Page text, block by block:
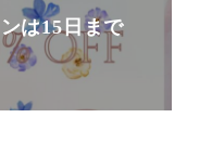
は15日まで